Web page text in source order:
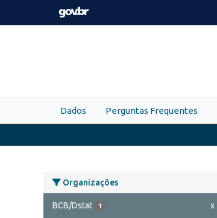
Skip to main content
Dados Perguntas Frequentes
Organizações
BCB/Dstat 1 x